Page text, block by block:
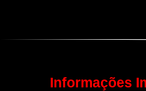
Informações